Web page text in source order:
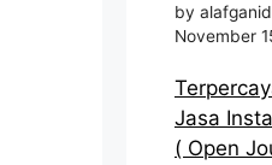
by
November
Jasa
( Open